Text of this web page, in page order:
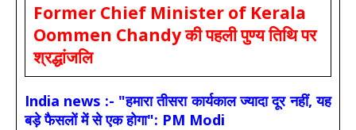
Former Chief Minister of Kerala
Oommen Chandy की पहली पुण्य तिथि पर
श्रद्धांजलि
India news :- "हमारा तीसरा कार्यकाल ज्यादा दूर नहीं, यह
बड़े फैसलों में से एक होगा": PM Modi